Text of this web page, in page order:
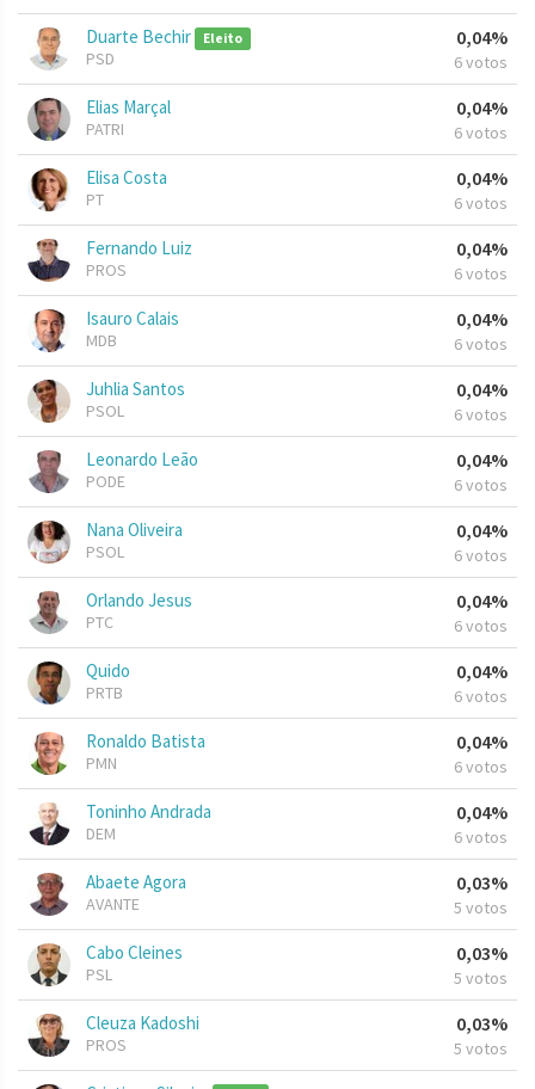
Duarte Bechir Eleito
PSD
0,04%
6 votos
Elias Marçal
PATRI
0,04%
6 votos
Elisa Costa
PT
0,04%
6 votos
Fernando Luiz
PROS
0,04%
6 votos
Isauro Calais
MDB
0,04%
6 votos
Juhlia Santos
PSOL
0,04%
6 votos
Leonardo Leão
PODE
0,04%
6 votos
Nana Oliveira
PSOL
0,04%
6 votos
Orlando Jesus
PTC
0,04%
6 votos
Quido
PRTB
0,04%
6 votos
Ronaldo Batista
PMN
0,04%
6 votos
Toninho Andrada
DEM
0,04%
6 votos
Abaete Agora
AVANTE
0,03%
5 votos
Cabo Cleines
PSL
0,03%
5 votos
Cleuza Kadoshi
PROS
0,03%
5 votos